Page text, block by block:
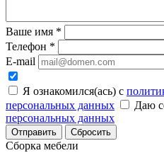
Ваше имя *
Телефон *
E-mail
Я ознакомился(ась) с
персональных данных
Даю
персональных данных
Сбросить
Сборка мебели